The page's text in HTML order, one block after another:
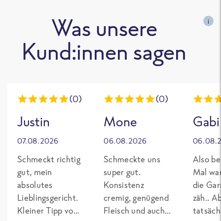
Was unsere
Kund:innen sagen
i
(0)
Justin
07.08.2026
Schmeckt richtig
gut, mein
absolutes
Lieblingsgericht.
Kleiner Tipp von
(0)
Mone
06.08.2026
Schmeckte uns
super gut.
Konsistenz
cremig, genügend
Fleisch und auch
Gabi
Also
Mal
die
zäh..